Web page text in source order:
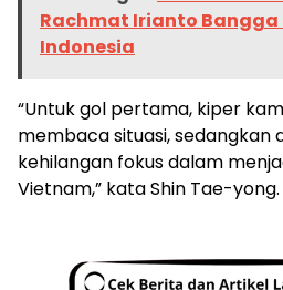
Rachmat Irianto Bangga
Indonesia
“Untuk gol pertama, kiper
membaca situasi, sedangkan
kehilangan fokus dalam
Vietnam,” kata Shin Tae-yong.